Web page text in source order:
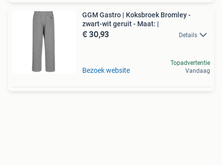
GGM Gastro | Koksbroek Bromley -
zwart-wit geruit - Maat: |
€ 30,93 Details
Bezoek website
Topadvertentie
Vandaag